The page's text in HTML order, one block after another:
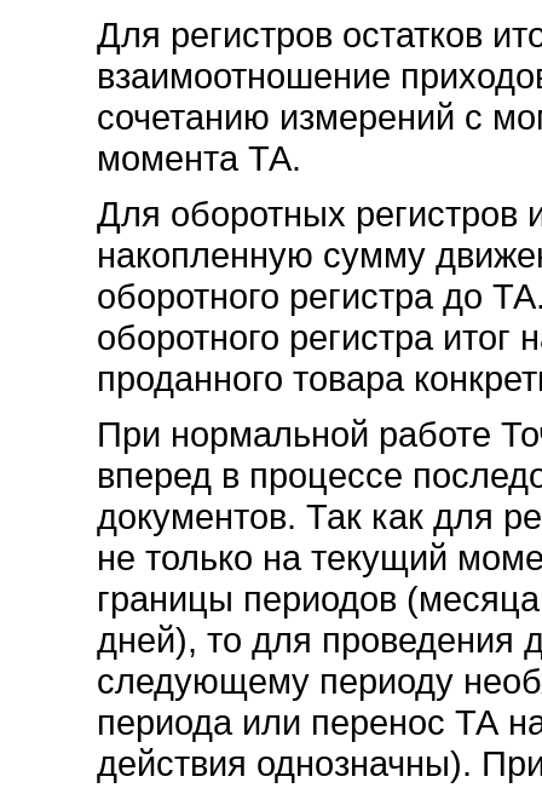
Для регистров остатков
взаимоотношение
сочетанию измерений с
момента ТА.
Для оборотных регистров
накопленную сумму
оборотного регистра до
оборотного регистра итог
проданного товара
При нормальной работе
вперед в процессе
документов. Так как для
не только на текущий
границы периодов
дней), то для проведения
следующему периоду
периода или перенос ТА
действия однозначны).